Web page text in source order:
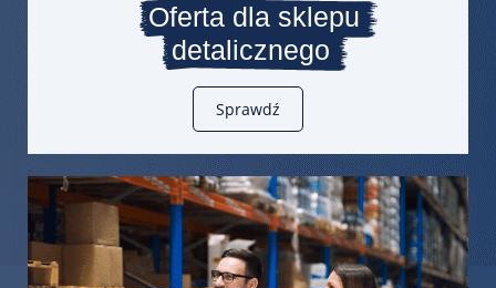
Oferta dla sklepu
detalicznego
Sprawdź